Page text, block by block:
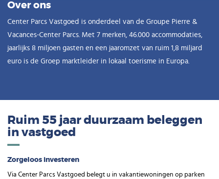
Over ons
Center Parcs Vastgoed is onderdeel van de Groupe Pierre &
Vacances-Center Parcs. Met 7 merken, 46.000 accommodaties,
jaarlijks 8 miljoen gasten en een jaaromzet van ruim 1,8 miljard
euro is de Groep marktleider in lokaal toerisme in Europa.
Ruim 55 jaar duurzaam beleggen
in vastgoed
Zorgeloos investeren
Via Center Parcs Vastgoed belegt u in vakantiewoningen op parken